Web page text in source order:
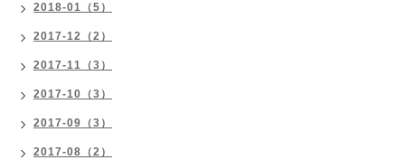
2018-01（5）
2017-12（2）
2017-11（3）
2017-10（3）
2017-09（3）
2017-08（2）